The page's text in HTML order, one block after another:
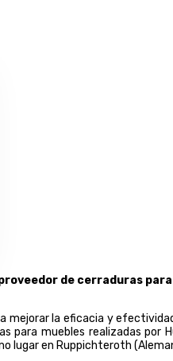
de cerraduras para
mejorar la eficacia y
para muebles realizadas por
lugar en Ruppichteroth